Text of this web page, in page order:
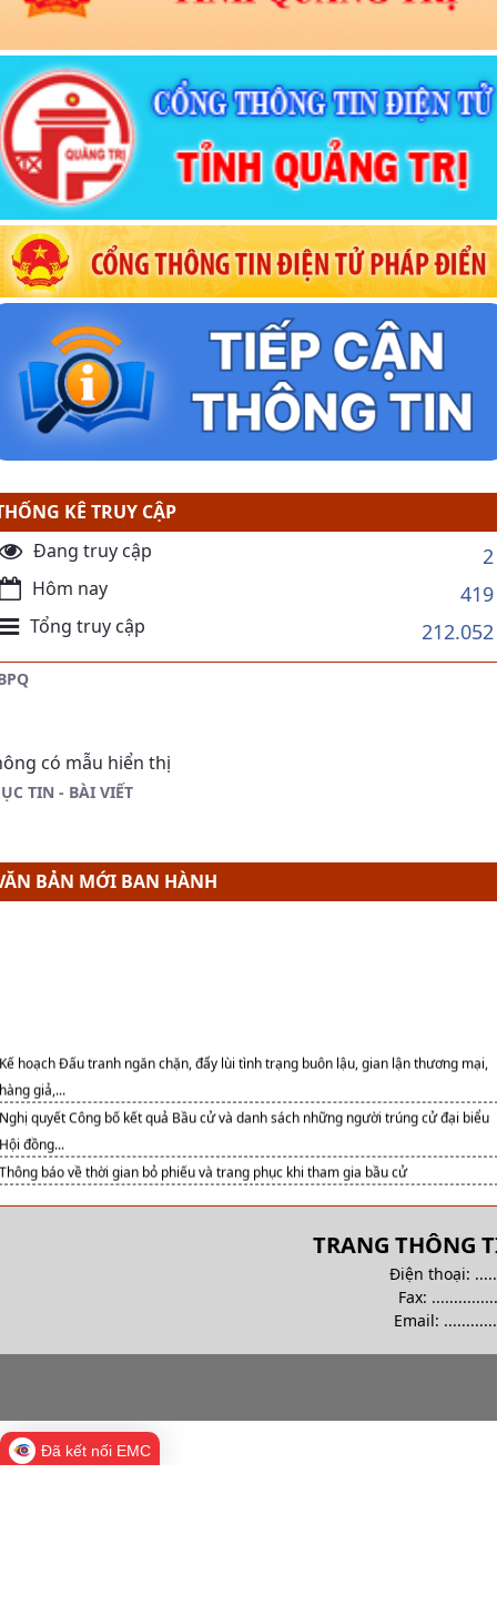
KÊ TRUY CẬP
Đang truy cập
2
Hôm nay 419
Tổng truy cập 212.052
có mẫu hiển thị
TIN - BÀI VIẾT
BẢN MỚI BAN HÀNH
hàng giả,...
Nghị quyết Công bố kết quả Bầu cử và danh sách những người trúng cử đại biểu
Hội đồng...
Thông báo về thời gian bỏ phiếu và trang phục khi tham gia bầu cử
TRANG THÔNG
Điện thoại:
Fax:
Email:
Đã kết nối EMC